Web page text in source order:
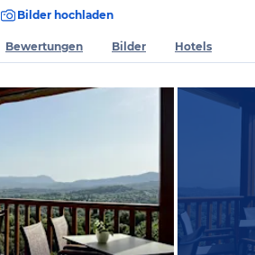
Bilder hochladen
Bewertungen Bilder Hotels